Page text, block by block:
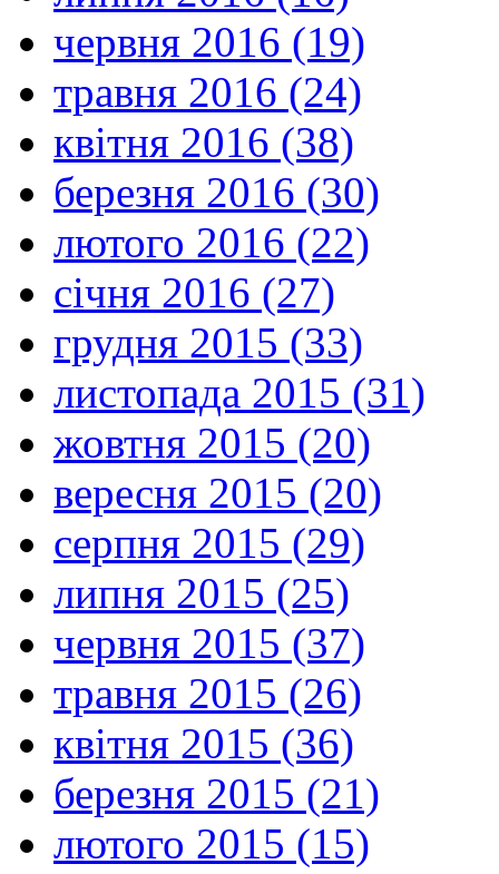
червня 2016 (19)
травня 2016 (24)
квітня 2016 (38)
березня 2016 (30)
лютого 2016 (22)
січня 2016 (27)
грудня 2015 (33)
листопада 2015 (31)
жовтня 2015 (20)
вересня 2015 (20)
серпня 2015 (29)
липня 2015 (25)
червня 2015 (37)
травня 2015 (26)
квітня 2015 (36)
березня 2015 (21)
лютого 2015 (15)